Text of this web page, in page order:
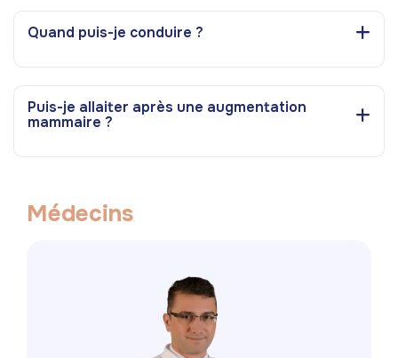
Quand puis-je conduire ?
Puis-je allaiter après une augmentation
mammaire ?
Médecins